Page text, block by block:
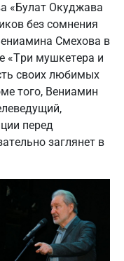
«Булат Окуджава
без сомнения
Смехова в
«Три мушкетера и
своих любимых
того, Вениамин
перед
заглянет в